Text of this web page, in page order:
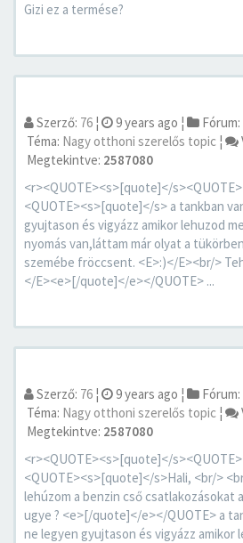
Gizi ez a termése?
Szerző: 76 ¦ 9 years ago ¦ Fórum:
Téma: Nagy otthoni szerelős topic ¦
Megtekintve: 2587080
<r><QUOTE><s>[quote]</
<QUOTE><s>[quote]</s> a tankban
gyujtason és vigyázz amikor lehuzod
nyomás van,láttam már olyat a
szemébe fröccsent. <E>:)</E><br/>
</E><e>[/quote]</e></QUOTE> ...
Szerző: 76 ¦ 9 years ago ¦ Fórum:
Téma: Nagy otthoni szerelős topic ¦
Megtekintve: 2587080
<r><QUOTE><s>[quote]</
<QUOTE><s>[quote]</s>Hali, <br/>
lehúzom a benzin cső csatlakozásokat
ugye ? <e>[/quote]</e></QUOTE> a
ne legyen gyujtason és vigyázz amikor